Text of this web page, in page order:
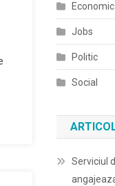
Economic
Jobs
Politic
Social
Serviciul